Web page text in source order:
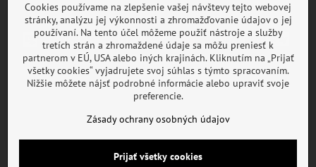
Informácie o platbe kartou
O značke Gaira
©2026Copyright
Predvoľby súkromiaZásady ochrany osobných údajov
Cookies používame na zlepšenie vašej návštevy tejto webovej
stránky, analýzu jej výkonnosti a zhromažďovanie údajov o jej
používaní. Na tento účel môžeme použiť nástroje a služby
tretích strán a zhromaždené údaje sa môžu preniesť k
partnerom v EÚ, USA alebo iných krajinách. Kliknutím na „Prijať
všetky cookies“ vyjadrujete svoj súhlas s týmto spracovaním.
Nižšie môžete nájsť podrobné informácie alebo upraviť svoje
preferencie.
Zásady ochrany osobných údajov
Prijať všetky cookies